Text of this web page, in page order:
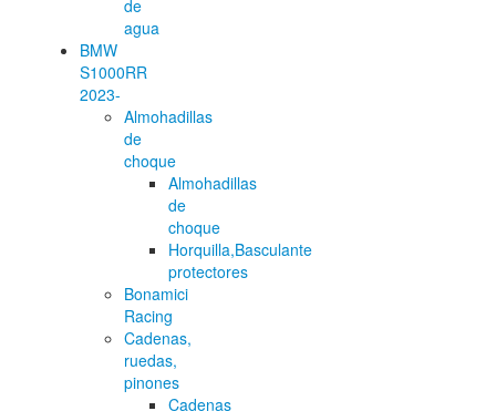
de
agua
BMW
S1000RR
2023-
Almohadillas
de
choque
Almohadillas
de
choque
Horquilla,Basculante
protectores
Bonamici
Racing
Cadenas,
ruedas,
pinones
Cadenas